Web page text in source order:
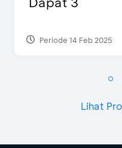
Periode 17 Sep
Lihat